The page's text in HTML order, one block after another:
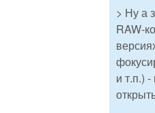
> Ну а
RAW-
и т.п.)